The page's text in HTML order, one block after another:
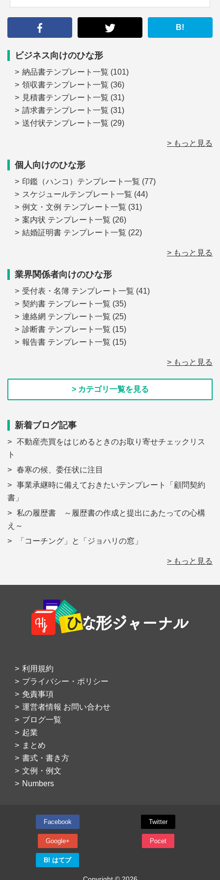
B!
ビジネス向けのひな形
納品書テンプレート一覧 (101)
領収書テンプレート一覧 (36)
見積書テンプレート一覧 (31)
請求書テンプレート一覧 (31)
送付状テンプレート一覧 (29)
> もっと見る
個人向けのひな形
印鑑（ハンコ）テンプレート一覧 (77)
スケジュールテンプレート一覧 (44)
例文・文例 テンプレート一覧 (31)
案内状 テンプレート一覧 (26)
結婚証明書 テンプレート一覧 (22)
> もっと見る
業界関係者向けのひな形
受付表・名簿 テンプレート一覧 (41)
契約書 テンプレート一覧 (35)
連絡網 テンプレート一覧 (25)
診断書 テンプレート一覧 (15)
報告書 テンプレート一覧 (15)
> もっと見る
> カテゴリ一覧を見る
新着ブログ記事
不動産売買をはじめるときのお取り寄せチェックリス
ト
春寒の候、委任状に注目
事業承継時に備えておきたいテンプレート「顧問契約
書」
私の履歴書 ～履歴書の作成と提出にあたっての心構
え～
「コーチング」と「ジョハリの窓」
> もっと見る
Footer
利用規約
プライバシー・ポリシー
免責事項
運営者情報 お問い合わせ
ブログ一覧
起業
まとめ
書式・書き方
文例・例文
Numbers
Facebook Twitter
Google+ Pocet
B! はてブ